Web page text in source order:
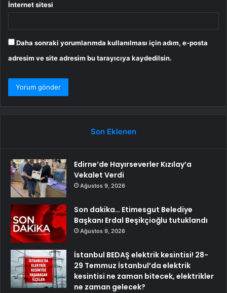
İnternet sitesi
Daha sonraki yorumlarımda kullanılması için adım, e-posta
adresim ve site adresim bu tarayıcıya kaydedilsin.
Son Eklenen
Edirne’de Hayırseverler Kızılay’a
Vekalet Verdi
Ağustos 9, 2026
Son dakika… Etimesgut Belediye
Başkanı Erdal Beşikçioğlu tutuklandı
Ağustos 9, 2026
İstanbul BEDAŞ elektrik kesintisi! 28-
29 Temmuz İstanbul’da elektrik
kesintisi ne zaman bitecek, elektrikler
ne zaman gelecek?